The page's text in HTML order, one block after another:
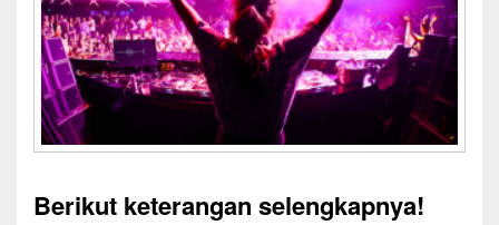
Berikut keterangan selengkapnya!